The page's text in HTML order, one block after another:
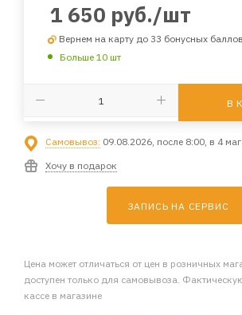
1 650 руб./шт
Вернем на карту до 33 бонусных баллов
Больше 10 шт
В
Самовывоз: 09.08.2026, после 8:00, в 4
Хочу в подарок
ЗАПИСЬ НА СЕРВИС
Цена может отличаться от цен в розничных
доступен только для самовывоза.
кассе в магазине